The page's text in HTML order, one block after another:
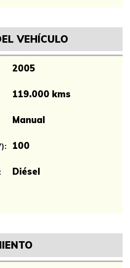
VEHÍCULO
2005
119.000 kms
Manual
100
Diésel